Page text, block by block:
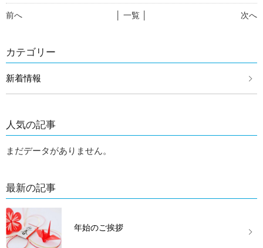
前へ 次へ
│ 一覧 │
カテゴリー
新着情報
人気の記事
まだデータがありません。
最新の記事
年始のご挨拶